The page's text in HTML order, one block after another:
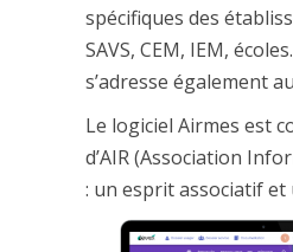
spécifiques des
SAVS, CEM, IEM,
s’adresse également
Le logiciel Airmes est
d’AIR (Association
: un esprit associatif